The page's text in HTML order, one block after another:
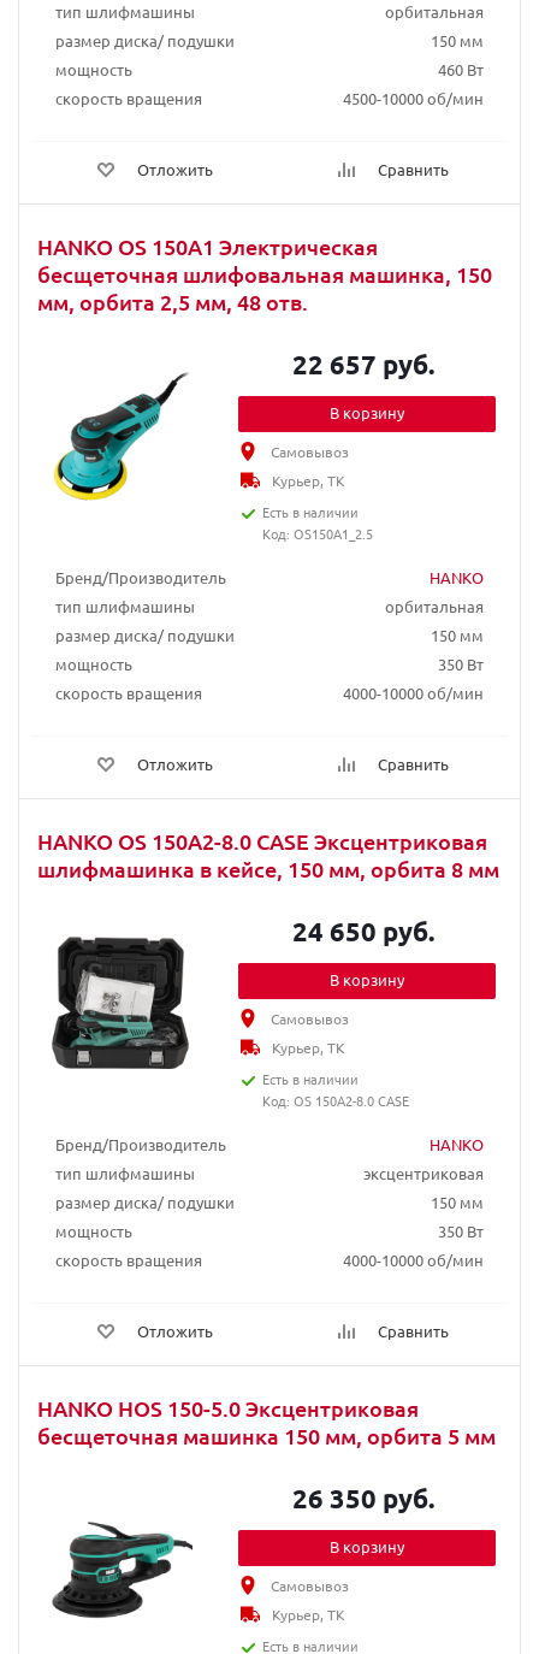
тип шлифмашины
орбитальная
размер диска/ подушки
150 мм
мощность
460 Вт
скорость вращения
4500-10000 об/мин
Отложить Сравнить
HANKO OS 150A1 Электрическая
бесщеточная шлифовальная машинка, 150
мм, орбита 2,5 мм, 48 отв.
Бренд/Производитель
HANKO
тип шлифмашины
орбитальная
размер диска/ подушки
150 мм
мощность
350 Вт
скорость вращения
4000-10000 об/мин
Отложить Сравнить
22 657 руб.
В корзину
Самовывоз
Курьер, ТК
Есть в наличии
Код: OS150A1_2.5
HANKO OS 150A2-8.0 CASE Эксцентриковая
шлифмашинка в кейсе, 150 мм, орбита 8 мм
Бренд/Производитель
HANKO
тип шлифмашины
эксцентриковая
размер диска/ подушки
150 мм
мощность
350 Вт
скорость вращения
4000-10000 об/мин
Отложить Сравнить
24 650 руб.
В корзину
Самовывоз
Курьер, ТК
Есть в наличии
Код: OS 150A2-8.0 CASE
HANKO HOS 150-5.0 Эксцентриковая
бесщеточная машинка 150 мм, орбита 5 мм
26 350 руб.
В корзину
Самовывоз
Курьер, ТК
Есть в наличии